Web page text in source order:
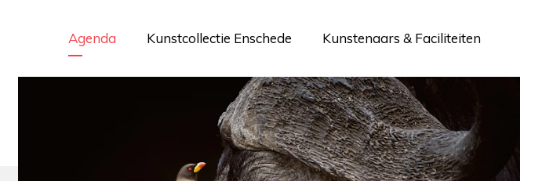
Agenda Kunstcollectie Enschede Kunstenaars & Faciliteiten